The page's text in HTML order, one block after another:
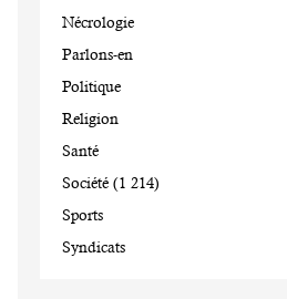
Nécrologie
Parlons-en
Politique
Religion
Santé
Société (1 214)
Sports
Syndicats